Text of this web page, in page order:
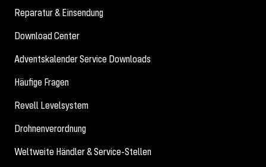
Reparatur & Einsendung
Download Center
Adventskalender Service Downloads
Häufige Fragen
Revell Levelsystem
Drohnenverordnung
Weltweite Händler & Service-Stellen